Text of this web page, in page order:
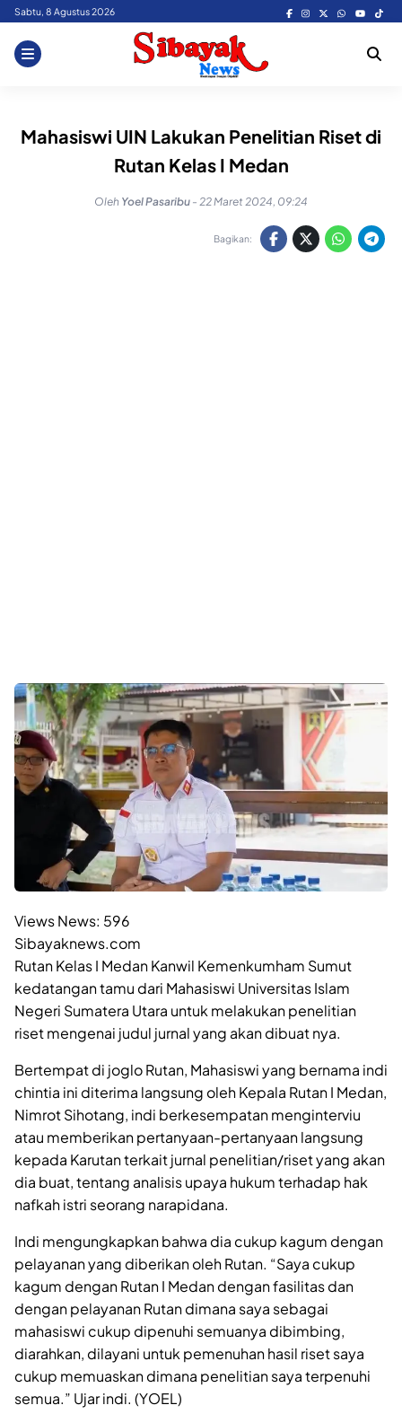
Skip
content
Sabtu, 8 Agustus 2026
Mahasiswi UIN Lakukan Penelitian Riset di
Rutan Kelas I Medan
Oleh Yoel Pasaribu - 22 Maret 2024, 09:24
Bagikan:
Views News: 596
Sibayaknews.com
Rutan Kelas I Medan Kanwil Kemenkumham Sumut
kedatangan tamu dari Mahasiswi Universitas Islam
Negeri Sumatera Utara untuk melakukan penelitian
riset mengenai judul jurnal yang akan dibuat nya.
Bertempat di joglo Rutan, Mahasiswi yang bernama indi
chintia ini diterima langsung oleh Kepala Rutan I Medan,
Nimrot Sihotang, indi berkesempatan menginterviu
atau memberikan pertanyaan-pertanyaan langsung
kepada Karutan terkait jurnal penelitian/riset yang akan
dia buat, tentang analisis upaya hukum terhadap hak
nafkah istri seorang narapidana.
Indi mengungkapkan bahwa dia cukup kagum dengan
pelayanan yang diberikan oleh Rutan. “Saya cukup
kagum dengan Rutan I Medan dengan fasilitas dan
dengan pelayanan Rutan dimana saya sebagai
mahasiswi cukup dipenuhi semuanya dibimbing,
diarahkan, dilayani untuk pemenuhan hasil riset saya
cukup memuaskan dimana penelitian saya terpenuhi
semua.” Ujar indi. (YOEL)